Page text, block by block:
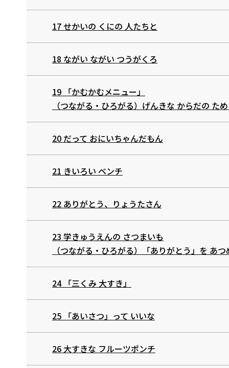
17 せかいの くにの 人たちと
18 ながい ながい つうがくろ
19 「かむかむメニュー」
（つながる・ひろがる）げんきな からだの た
20 だって おにいちゃんだもん
21 きいろい ベンチ
22 ありがとう、りょうたさん
23 学きゅうえんの さつまいも
（つながる・ひろがる）「ありがとう」を あ
24 「三くみ 大すき」
25 「あいさつ」って いいな
26 大すきな フルーツポンチ